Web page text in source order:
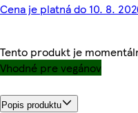
Cena je platná do 10. 8.
Tento produkt je
Vhodné pre vegánov
Popis produktu